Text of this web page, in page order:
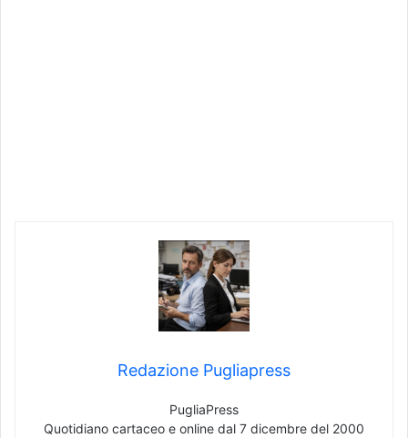
Redazione Pugliapress
PugliaPress
Quotidiano cartaceo e online dal 7 dicembre del 2000